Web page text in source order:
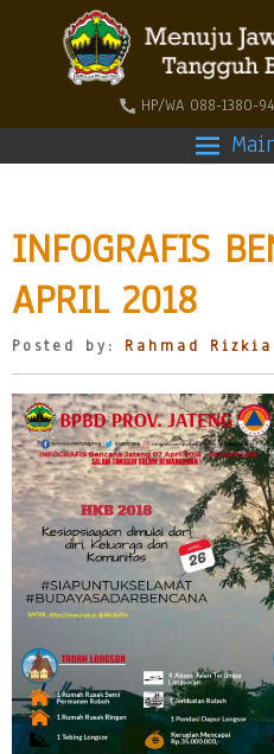
HP/WA 088-1380-
INFOGRAFIS
APRIL 2018
Posted by: Rahmad